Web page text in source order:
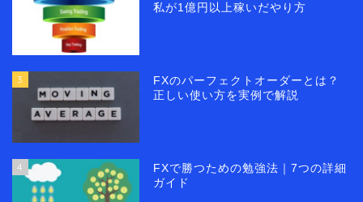
私が1億円以上稼いだやり方
3
FXのパーフェクトオーダーとは？
正しい使い方を実例で解説
4
FXで勝つための勉強法｜7つの詳細
ガイド